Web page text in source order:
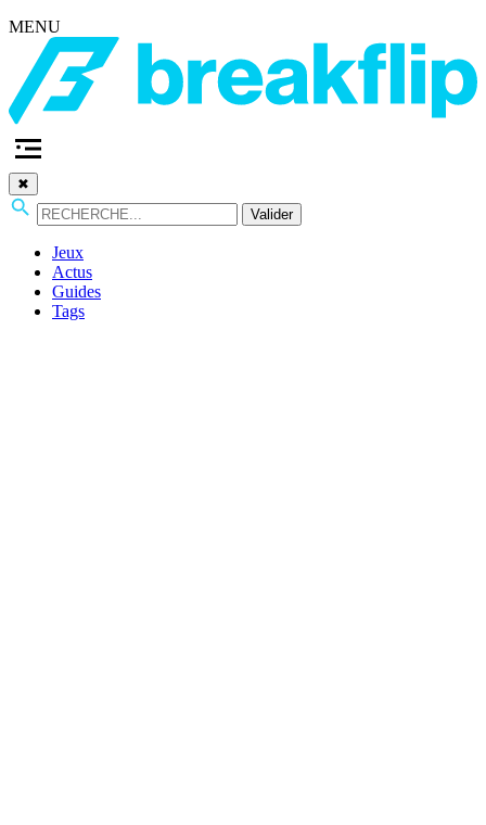
MENU
✖
Valider
Jeux
Actus
Guides
Tags